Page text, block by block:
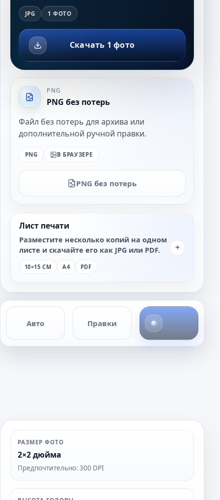
JPG 1 ФОТО
Скачать 1 фото
PNG
PNG без потерь
Файл без потерь для архива или
дополнительной ручной правки.
PNG В БРАУЗЕРЕ
PNG без потерь
Лист печати
Разместите несколько копий на одном
листе и скачайте его как JPG или PDF.
10×15 СМ A4 PDF
+
Авто Правки
о
РАЗМЕР ФОТО
2×2 дюйма
Предпочтительно: 300 DPI